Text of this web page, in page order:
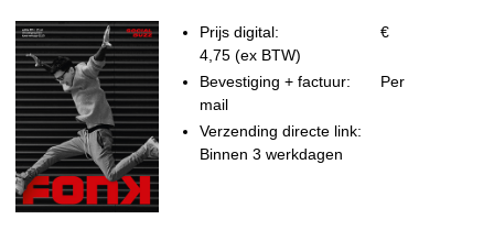
Prijs digital:
€
4,75 (ex BTW)
Bevestiging + factuur:
Per
mail
Verzending directe link:
Binnen 3 werkdagen